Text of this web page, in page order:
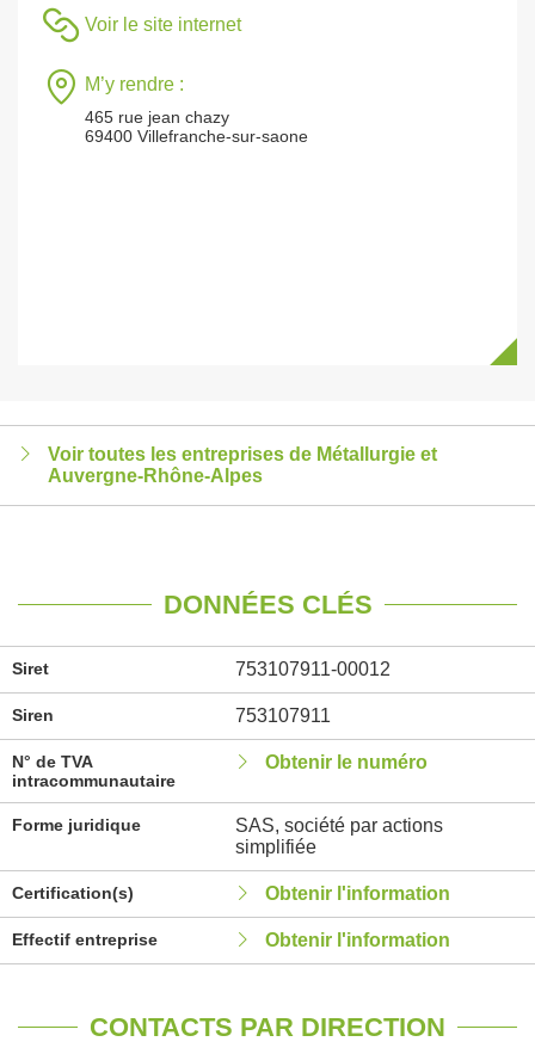
Voir le site internet
M’y rendre :
465 rue jean chazy
69400 Villefranche-sur-saone
Voir toutes les entreprises de Métallurgie et
Auvergne-Rhône-Alpes
DONNÉES CLÉS
Siret 753107911-00012
Siren 753107911
N° de TVA
intracommunautaire
Obtenir le numéro
Forme juridique
SAS, société par actions
simplifiée
Certification(s) Obtenir l'information
Effectif entreprise Obtenir l'information
CONTACTS PAR DIRECTION